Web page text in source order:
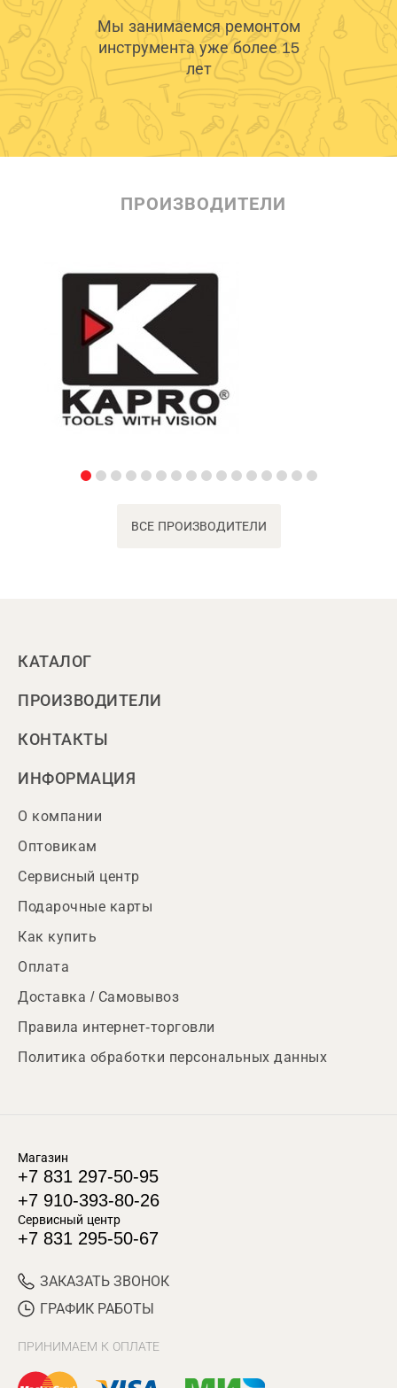
Мы занимаемся ремонтом
инструмента уже более 15
лет
ПРОИЗВОДИТЕЛИ
ВСЕ ПРОИЗВОДИТЕЛИ
КАТАЛОГ
ПРОИЗВОДИТЕЛИ
КОНТАКТЫ
ИНФОРМАЦИЯ
О компании
Оптовикам
Сервисный центр
Подарочные карты
Как купить
Оплата
Доставка / Самовывоз
Правила интернет-торговли
Политика обработки персональных данных
Магазин
+7 831 297-50-95
+7 910-393-80-26
Сервисный центр
+7 831 295-50-67
ЗАКАЗАТЬ ЗВОНОК
ГРАФИК РАБОТЫ
ПРИНИМАЕМ К ОПЛАТЕ